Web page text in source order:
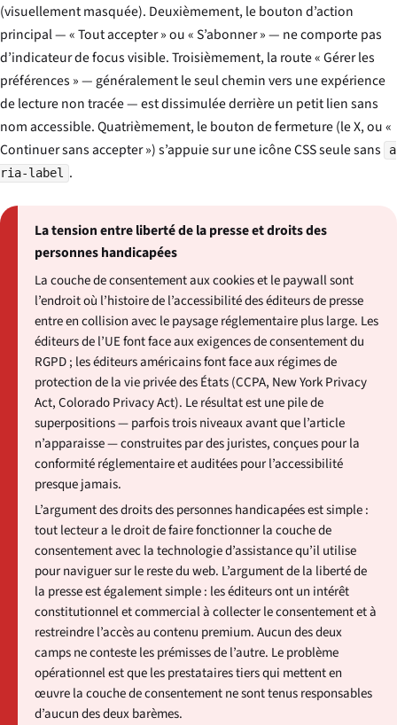
(visuellement masquée). Deuxièmement, le bouton d’action
principal — « Tout accepter » ou « S’abonner » — ne comporte pas
d’indicateur de focus visible. Troisièmement, la route « Gérer les
préférences » — généralement le seul chemin vers une expérience
de lecture non tracée — est dissimulée derrière un petit lien sans
nom accessible. Quatrièmement, le bouton de fermeture (le X, ou «
Continuer sans accepter ») s’appuie sur une icône CSS seule sans
a
ria-label .
La tension entre liberté de la presse et droits des
personnes handicapées
La couche de consentement aux cookies et le paywall sont
l’endroit où l’histoire de l’accessibilité des éditeurs de presse
entre en collision avec le paysage réglementaire plus large. Les
éditeurs de l’UE font face aux exigences de consentement du
RGPD ; les éditeurs américains font face aux régimes de
protection de la vie privée des États (CCPA, New York Privacy
Act, Colorado Privacy Act). Le résultat est une pile de
superpositions — parfois trois niveaux avant que l’article
n’apparaisse — construites par des juristes, conçues pour la
conformité réglementaire et auditées pour l’accessibilité
presque jamais.
L’argument des droits des personnes handicapées est simple :
tout lecteur a le droit de faire fonctionner la couche de
consentement avec la technologie d’assistance qu’il utilise
pour naviguer sur le reste du web. L’argument de la liberté de
la presse est également simple : les éditeurs ont un intérêt
constitutionnel et commercial à collecter le consentement et à
restreindre l’accès au contenu premium. Aucun des deux
camps ne conteste les prémisses de l’autre. Le problème
opérationnel est que les prestataires tiers qui mettent en
œuvre la couche de consentement ne sont tenus responsables
d’aucun des deux barèmes.